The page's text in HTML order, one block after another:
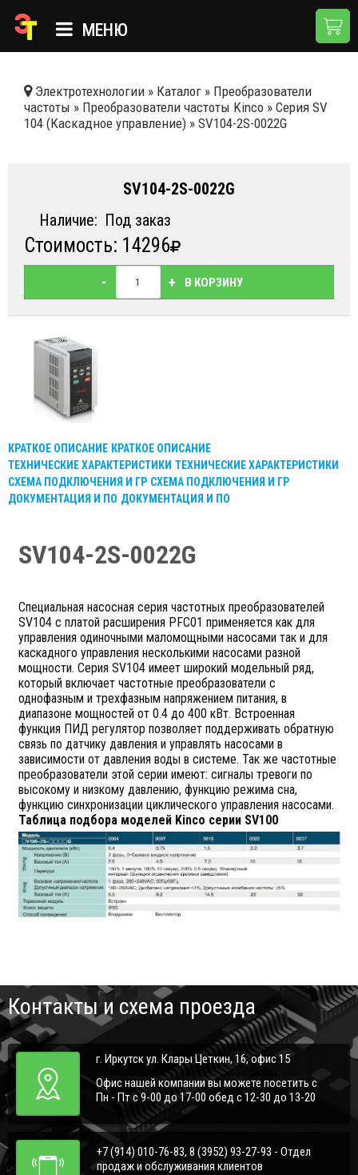
МЕНЮ
КАТАЛОГ
НОВОСТИ
ДОСТАВКА И ОПЛАТА
КОНТАКТЫ
Электротехнологии » Каталог » Преобразователи
частоты » Преобразователи частоты Kinco » Серия SV
104 (Каскадное управление) » SV104-2S-0022G
SV104-2S-0022G
Наличие: Под заказ
Стоимость: 14296
- + В КОРЗИНУ
КРАТКОЕ ОПИСАНИЕ КРАТКОЕ ОПИСАНИЕ
ТЕХНИЧЕСКИЕ ХАРАКТЕРИСТИКИ ТЕХНИЧЕСКИЕ ХАРАКТЕРИСТИКИ
СХЕМА ПОДКЛЮЧЕНИЯ И ГР СХЕМА ПОДКЛЮЧЕНИЯ И ГР
ДОКУМЕНТАЦИЯ И ПО ДОКУМЕНТАЦИЯ И ПО
SV104-2S-0022G
Специальная насосная серия частотных преобразователей
SV104 с платой расширения PFC01 применяется как для
управления одиночными маломощными насосами так и для
каскадного управления несколькими насосами разной
мощности. Серия SV104 имеет широкий модельный ряд,
который включает частотные преобразователи с
однофазным и трехфазным напряжением питания, в
диапазоне мощностей от 0.4 до 400 кВт. Встроенная
функция ПИД регулятор позволяет поддерживать обратную
связь по датчику давления и управлять насосами в
зависимости от давления воды в системе. Так же частотные
преобразователи этой серии имеют: сигналы тревоги по
высокому и низкому давлению, функцию режима сна,
функцию синхронизации циклического управления насосами.
Таблица подбора моделей Kinco серии SV100
Контакты и схема проезда
г. Иркутск ул. Клары Цеткин, 16, офис 15
Офис нашей компании вы можете посетить с
Пн - Пт с 9-00 до 17-00 обед с 12-30 до 13-20
+7 (914) 010-76-83, 8 (3952) 93-27-93 - Отдел
продаж и обслуживания клиентов